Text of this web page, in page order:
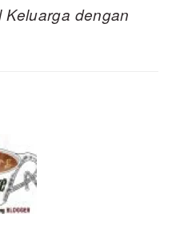
dengan